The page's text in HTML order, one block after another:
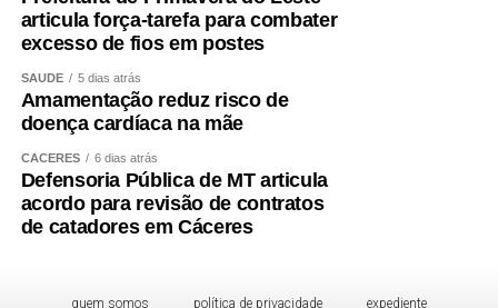
Os colonizadores britânicos tinham as cervejas
encontraram a solução de colocar uma concentração
maior de lúpulo, que age como conservante natural e dá
as longas viagens marítimas sem perder qualidade.
Seu diferencial está na maior presença do lúpulo,
comparado às Lagers tradicionais. Consumidores que
articula força-tarefa para combater
excesso de fios em postes
SAÚDE 5 dias atrás
Amamentação reduz risco de
doença cardíaca na mãe
CÁCERES 6 dias atrás
Defensoria Pública de MT articula
acordo para revisão de contratos
de catadores em Cáceres
quem somos política de privacidade expediente